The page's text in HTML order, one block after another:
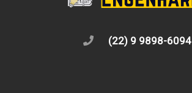
(22) 9 9898-6094